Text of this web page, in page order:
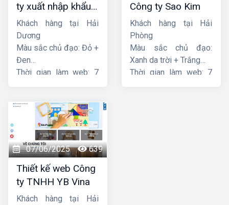
ty xuất nhập khẩu
Thiên Thuận Phát
Khách hàng tại Hải
Dương
Màu sắc chủ đạo: Đỏ +
Đen
Thời gian làm web: 7
Công ty Sao Kim
Khách hàng tại Hải
Phòng
Màu sắc chủ đạo:
Xanh da trời + Trắng
Thời gian làm web: 7
07/06/2025 639
Thiết kế web Công
ty TNHH YB Vina
Khách hàng tại Hải